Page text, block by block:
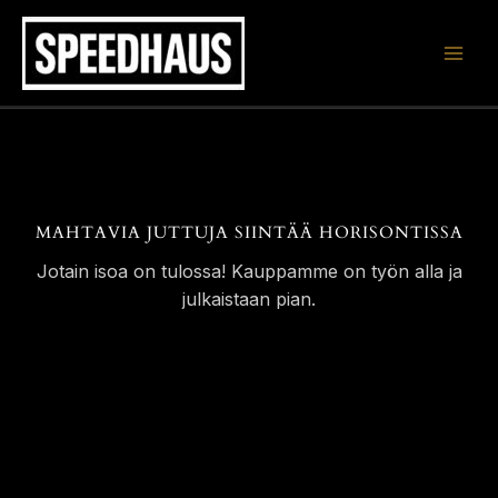
Siirry
sisältöön
MAHTAVIA JUTTUJA SIINTÄÄ HORISONTISSA
Jotain isoa on tulossa! Kauppamme on työn alla ja
julkaistaan pian.